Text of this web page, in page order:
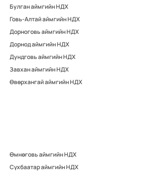
Булган аймгийн НДХ
Говь-Алтай аймгийн НДХ
Дорноговь аймгийн НДХ
Дорнод аймгийн НДХ
Дундговь аймгийн НДХ
Завхан аймгийн НДХ
Өвөрхангай аймгийн НДХ
Өмнөговь аймгийн НДХ
Сүхбаатар аймгийн НДХ